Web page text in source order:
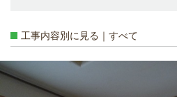
工事内容別に見る｜すべて